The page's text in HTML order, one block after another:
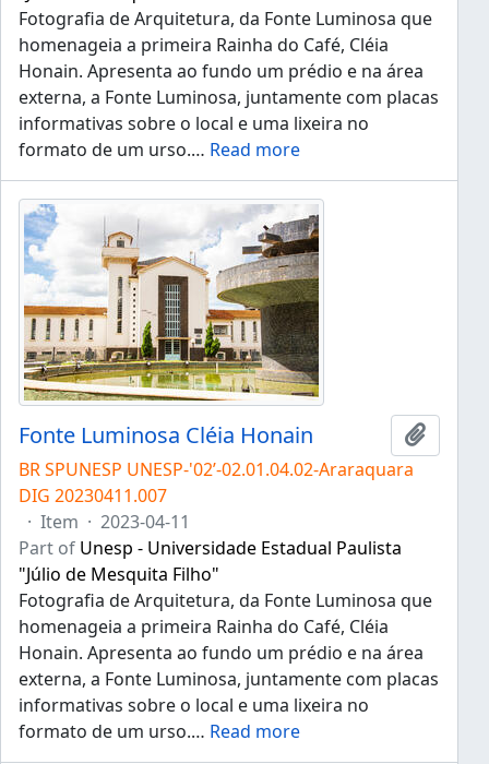
Fotografia de Arquitetura, da Fonte Luminosa que
homenageia a primeira Rainha do Café, Cléia
Honain. Apresenta ao fundo um prédio e na área
externa, a Fonte Luminosa, juntamente com placas
informativas sobre o local e uma lixeira no
formato de um urso.… Read more
Fonte Luminosa Cléia Honain
Add to
BR SPUNESP UNESP-'02’-02.01.04.02-Araraquara
DIG 20230411.007
· Item · 2023-04-11
Part of Unesp - Universidade Estadual Paulista
"Júlio de Mesquita Filho"
Fotografia de Arquitetura, da Fonte Luminosa que
homenageia a primeira Rainha do Café, Cléia
Honain. Apresenta ao fundo um prédio e na área
externa, a Fonte Luminosa, juntamente com placas
informativas sobre o local e uma lixeira no
formato de um urso.… Read more